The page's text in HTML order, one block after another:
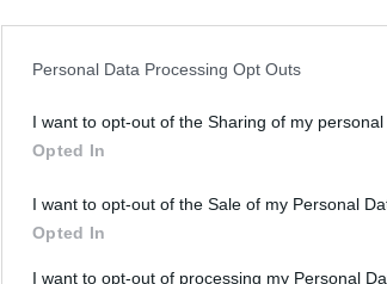
Personal Data Processing Opt Outs
I want to opt-out of the Sharing of my personal
Opted In
I want to opt-out of the Sale of my Personal
Opted In
I want to opt-out of processing my Personal